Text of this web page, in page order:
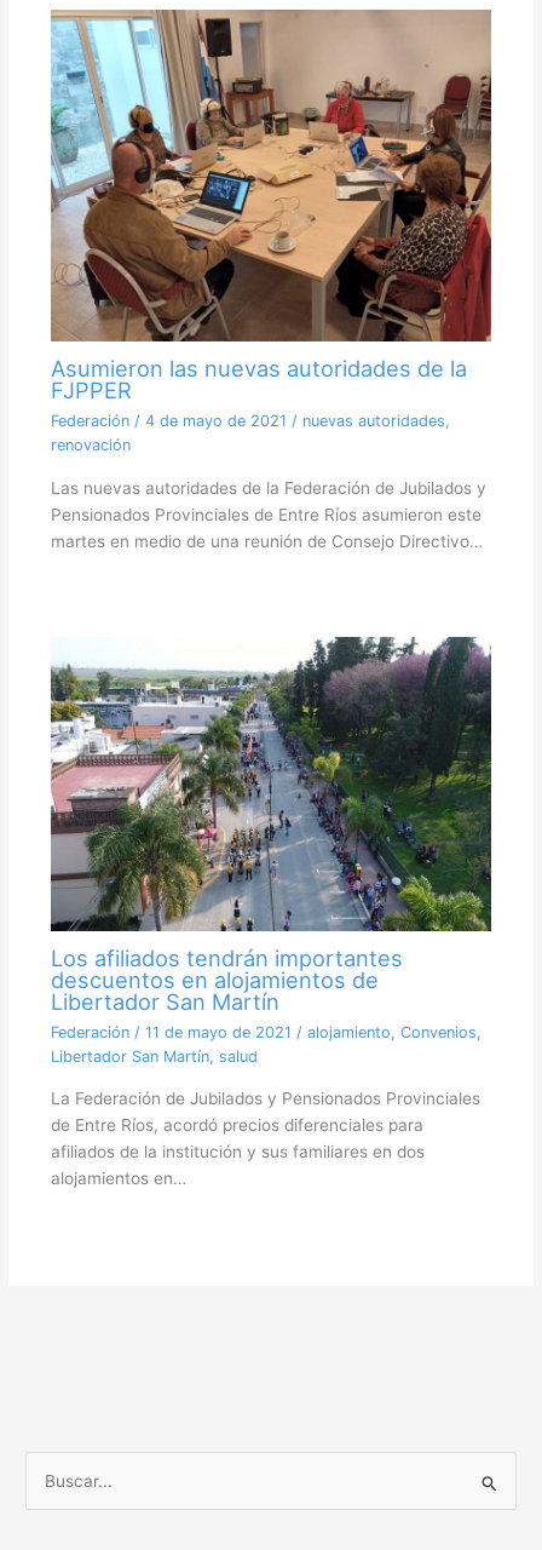
Asumieron las nuevas autoridades de la
FJPPER
Federación/ 4 de mayo de 2021 / nuevas autoridades,
renovación
Las nuevas autoridades de la Federación de Jubilados y
Pensionados Provinciales de Entre Ríos asumieron este
martes en medio de una reunión de Consejo Directivo…
Los afiliados tendrán importantes
descuentos en alojamientos de
Libertador San Martín
Federación/ 11 de mayo de 2021 / alojamiento, Convenios,
Libertador San Martín, salud
La Federación de Jubilados y Pensionados Provinciales
de Entre Ríos, acordó precios diferenciales para
afiliados de la institución y sus familiares en dos
alojamientos en…